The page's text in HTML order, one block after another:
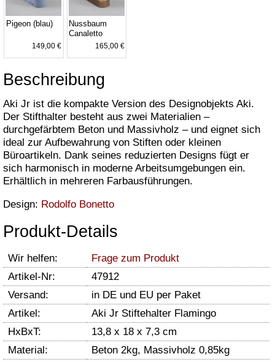
Pigeon (blau)
149,00 €
Nussbaum
Canaletto
165,00 €
Beschreibung
Aki Jr ist die kompakte Version des Designobjekts Aki.
Der Stifthalter besteht aus zwei Materialien –
durchgefärbtem Beton und Massivholz – und eignet sich
ideal zur Aufbewahrung von Stiften oder kleinen
Büroartikeln. Dank seines reduzierten Designs fügt er
sich harmonisch in moderne Arbeitsumgebungen ein.
Erhältlich in mehreren Farbausführungen.
Design: Rodolfo Bonetto
Produkt-Details
Wir helfen:
Frage zum Produkt
Artikel-Nr:
47912
Versand:
in DE und EU per Paket
Artikel:
Aki Jr Stiftehalter Flamingo
HxBxT:
13,8 x 18 x 7,3 cm
Material:
Beton 2kg, Massivholz 0,85kg